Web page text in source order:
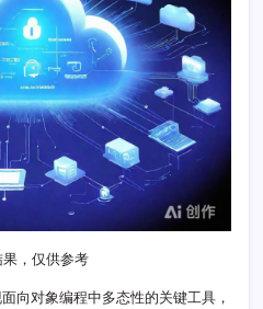
及
对
比
分
析
，仅供参考
向对象编程中多态性的关键工具，